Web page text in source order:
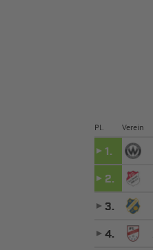
Pl. Verein
1.
2.
3.
4.